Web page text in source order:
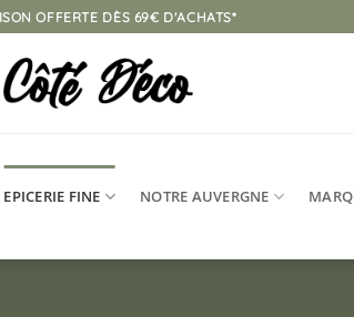
OFFERTE DÈS 69€ D'ACHATS*
EPICERIE FINE NOTRE AUVERGNE